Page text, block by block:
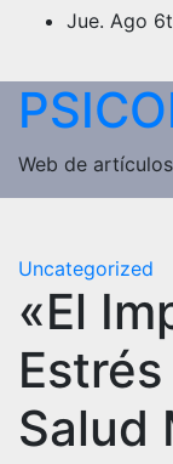
Saltar Jue. Ago
Web de
Uncategorized
«El
Salud